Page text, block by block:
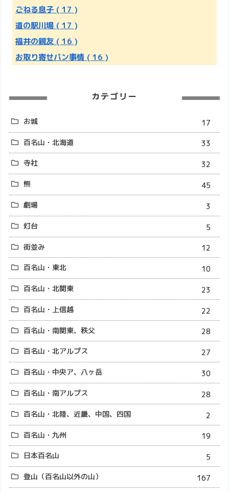
ごねる息子 ( 17 )
道の駅川場 ( 17 )
福井の親友 ( 16 )
お取り寄せパン事情 ( 16 )
カテゴリー
お城
17
百名山・北海道
33
寺社
32
熊
45
劇場
3
灯台
5
街並み
12
百名山・東北
10
百名山・北関東
23
百名山・上信越
22
百名山・南関東、秩父
28
百名山・北アルプス
27
百名山・中央ア、八ヶ岳
30
百名山・南アルプス
28
百名山・北陸、近畿、中国、四国
2
百名山・九州
19
日本百名山
5
登山（百名山以外の山）
167